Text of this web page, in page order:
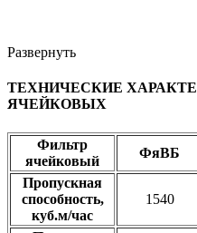
Развернуть
ТЕХНИЧЕСКИЕ
ЯЧЕЙКОВЫХ
Фильтр
ячейковый
ФяВБ
Пропускная
способность,
куб.м/час
1540